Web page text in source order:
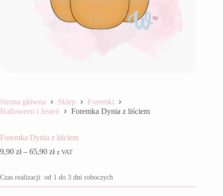
Strona główna Sklep
Foremki
Halloween i Jesień
Foremka Dynia z liściem
Foremka Dynia z liściem
9,90 zł – 65,90 złZakres
9,90 zł
do
z VAT
Czas realizacji: od 1 do 3 dni roboczych